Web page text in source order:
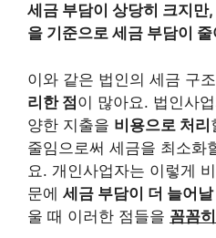
세금 부담이 상당히 크지만
을 기준으로 세금 부담이
이와 같은 법인의 세금 구
리한 점이 많아요. 법인사
양한 지출을 비용으로 처리
줄임으로써 세금을 최소화
요. 개인사업자는 이렇게
문에 세금 부담이 더 늘어
울 때 이러한 점들을 꼼꼼